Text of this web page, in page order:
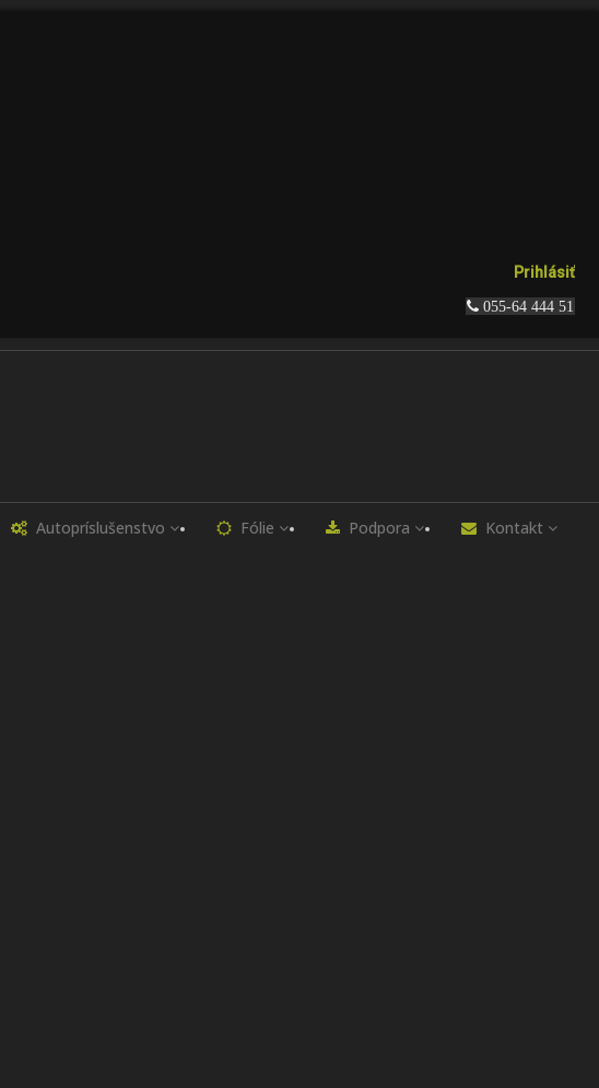
Prihlásiť
055-64 444 51
Autopríslušenstvo Fólie Podpora Kontakt